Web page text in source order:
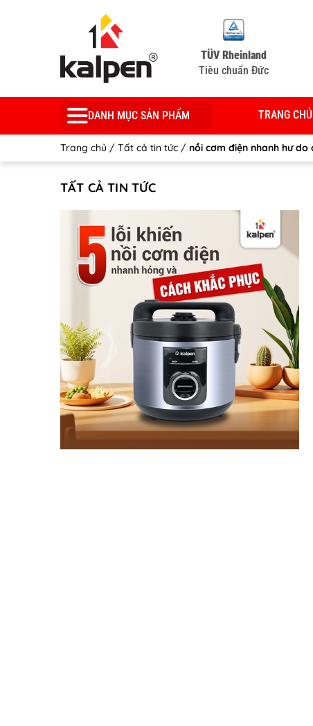
TÜV Rheinland
Tiêu chuẩn Đức
DANH MỤC SẢN PHẨM TRANG CHỦ
Trang chủ / Tất cả tin tức / nồi cơm điện nhanh hư do
TẤT CẢ TIN TỨC